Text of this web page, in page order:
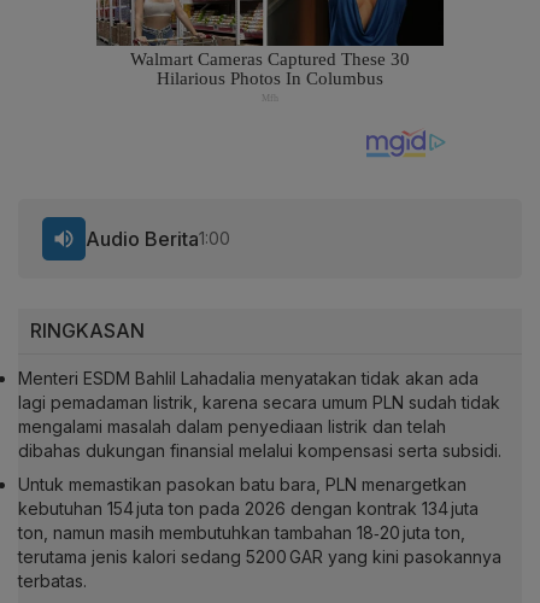
RINGKASAN
Menteri ESDM Bahlil Lahadalia menyatakan tidak akan ada
lagi pemadaman listrik, karena secara umum PLN sudah tidak
mengalami masalah dalam penyediaan listrik dan telah
dibahas dukungan finansial melalui kompensasi serta subsidi.
Untuk memastikan pasokan batu bara, PLN menargetkan
kebutuhan 154 juta ton pada 2026 dengan kontrak 134 juta
ton, namun masih membutuhkan tambahan 18‑20 juta ton,
terutama jenis kalori sedang 5200 GAR yang kini pasokannya
terbatas.
Audio Berita1:00